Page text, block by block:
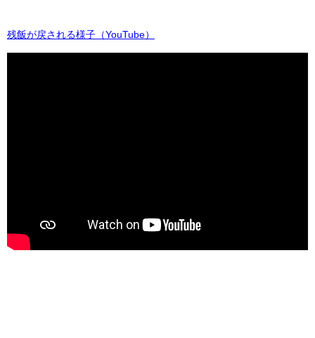
残飯が戻される様子（YouTube）